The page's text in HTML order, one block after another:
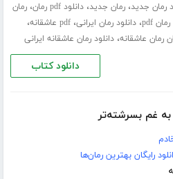
رمان جدید،رمان جدید،دانلود pdf رمان ،رمان
رمان pdf ،دانلود رمان ایرانی،pdf عاشقانه ،
رمان عاشقانه،دانلود رمان عاشقانه ایرانی
دانلود کتاب
به غم بسرشته‌تر
رایگان بهترین رمان‌ها